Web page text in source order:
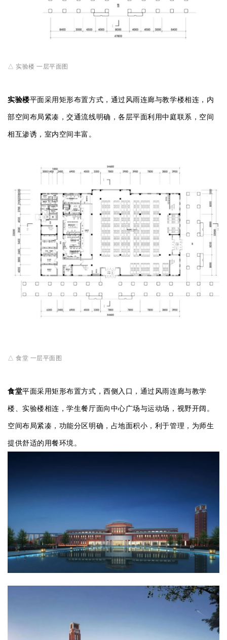
△ 实验楼 一层平面图
实验楼平面采用矩形布置方式，通过风雨连廊与教学楼相连，内
部空间布局紧凑，交通流线明确，各层平面利用中庭联系，空间
相互渗诱，室内空间丰富。
△ 食堂 一层平面图
食堂平面采用矩形布置方式，西侧入口，通过风雨连廊与教学
楼、实验楼相连，学生餐厅面向中心广场与运动场，视野开阔。
空间布局紧凑，功能分区明确，占地面积小，利于管理，为师生
提供舒适的用餐环境。